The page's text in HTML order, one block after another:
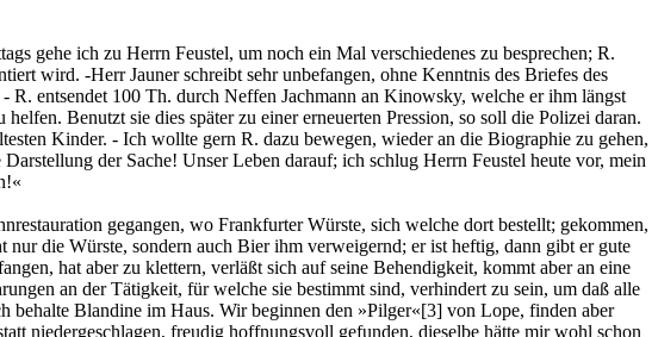
gehe ich zu Herrn Feustel, um noch ein Mal verschiedenes zu besprechen; R.
wird. -Herr Jauner schreibt sehr unbefangen, ohne Kenntnis des Briefes des
R. entsendet 100 Th. durch Neffen Jachmann an Kinowsky, welche er ihm längst
Benutzt sie dies später zu einer erneuerten Pression, so soll die Polizei daran.
Kinder. - Ich wollte gern R. dazu bewegen, wieder an die Biographie zu gehen,
der Sache! Unser Leben darauf; ich schlug Herrn Feustel heute vor, mein
gegangen, wo Frankfurter Würste, sich welche dort bestellt; gekommen,
die Würste, sondern auch Bier ihm verweigernd; er ist heftig, dann gibt er gute
hat aber zu klettern, verläßt sich auf seine Behendigkeit, kommt aber an eine
an der Tätigkeit, für welche sie bestimmt sind, verhindert zu sein, um daß alle
behalte Blandine im Haus. Wir beginnen den »Pilger«[3] von Lope, finden aber
niedergeschlagen, freudig hoffnungsvoll gefunden, dieselbe hätte mir wohl schon